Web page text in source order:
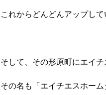
これからどんどんアップし
そして、その形原町にエイ
その名も「エイチエスホーム